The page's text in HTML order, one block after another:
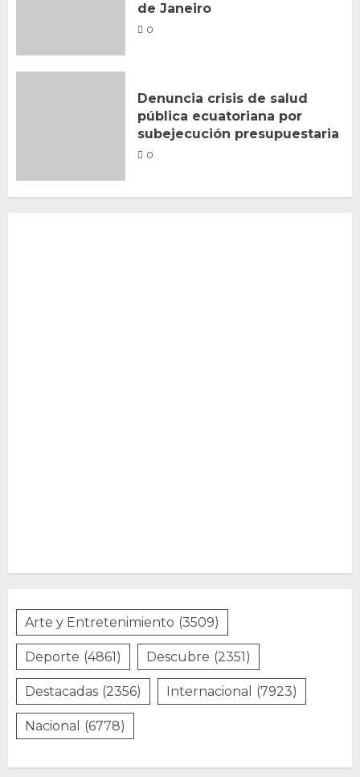
de Janeiro
0
Denuncia crisis de salud
pública ecuatoriana por
subejecución presupuestaria
0
Arte y Entretenimiento (3509)
Deporte (4861) Descubre (2351)
Destacadas (2356) Internacional (7923)
Nacional (6778)